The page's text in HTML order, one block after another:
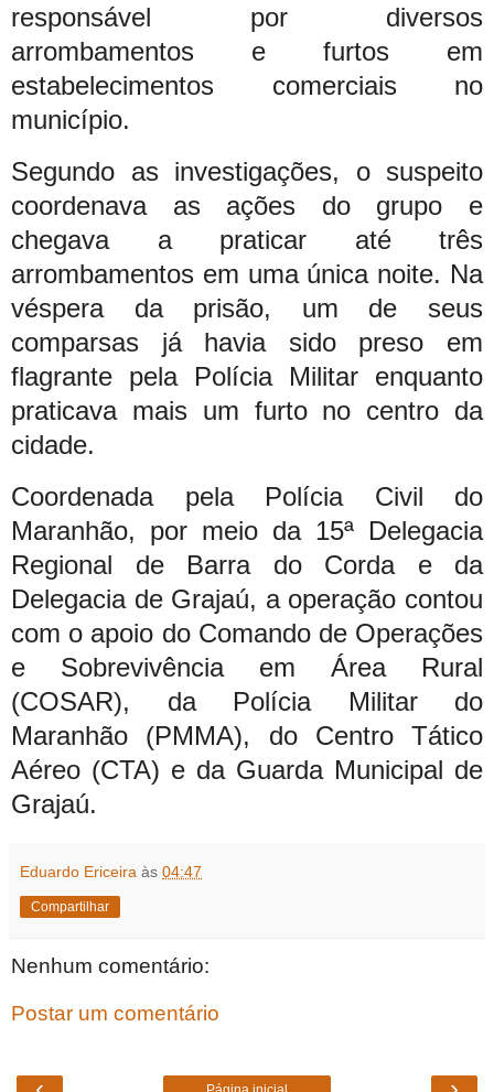
responsável por diversos
arrombamentos e furtos em
estabelecimentos comerciais no
município.
Segundo as investigações, o suspeito
coordenava as ações do grupo e
chegava a praticar até três
arrombamentos em uma única noite. Na
véspera da prisão, um de seus
comparsas já havia sido preso em
flagrante pela Polícia Militar enquanto
praticava mais um furto no centro da
cidade.
Coordenada pela Polícia Civil do
Maranhão, por meio da 15ª Delegacia
Regional de Barra do Corda e da
Delegacia de Grajaú, a operação contou
com o apoio do Comando de Operações
e Sobrevivência em Área Rural
(COSAR), da Polícia Militar do
Maranhão (PMMA), do Centro Tático
Aéreo (CTA) e da Guarda Municipal de
Grajaú.
Eduardo Ericeira às 04:47
Compartilhar
Nenhum comentário:
Postar um comentário